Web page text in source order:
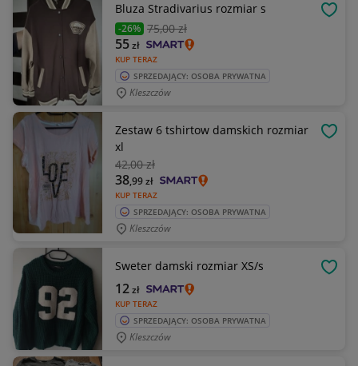
Bluza Stradivarius rozmiar s
-26% 75,00 zł
KUP TERAZ
55zł
SPRZEDAJĄCY: OSOBA PRYWATNA
Kleszczów
Zestaw 6 tshirtow damskich rozmiar
xl
42,00 zł
KUP TERAZ
38,99zł
SPRZEDAJĄCY: OSOBA PRYWATNA
Kleszczów
Sweter damski rozmiar XS/s
KUP TERAZ
12zł
SPRZEDAJĄCY: OSOBA PRYWATNA
Kleszczów